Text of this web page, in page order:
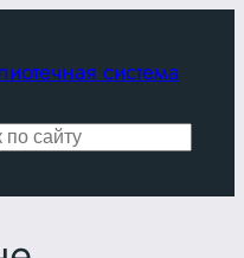
система